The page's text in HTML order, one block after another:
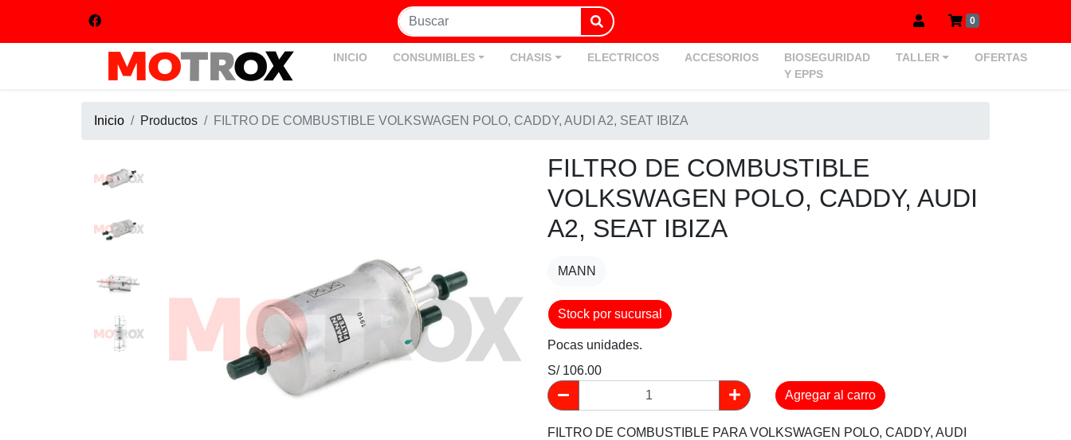
0
INICIO CONSUMIBLES CHASIS ELECTRICOS ACCESORIOS
BIOSEGURIDAD
Y EPPS
TALLER OFERTAS
Inicio Productos FILTRO DE COMBUSTIBLE VOLKSWAGEN POLO, CADDY, AUDI A2, SEAT IBIZA
FILTRO DE COMBUSTIBLE
VOLKSWAGEN POLO, CADDY, AUDI
A2, SEAT IBIZA
MANN
Stock por sucursal
Pocas unidades.
S/ 106.00
Agregar al carro
FILTRO DE COMBUSTIBLE PARA VOLKSWAGEN POLO, CADDY, AUDI